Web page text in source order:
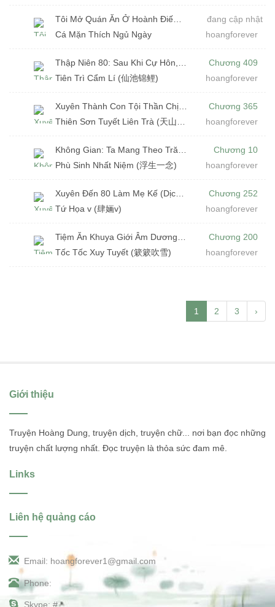
Cá Mặn Thích Ngủ Ngày
đang cập nhật
hoangforever
Tiên Trì Cẩm Lí (仙池锦鲤)
Chương 409
hoangforever
Chương 365
hoangforever
Phù Sinh Nhất Niệm (浮生一念)
Chương 10
hoangforever
Tứ Họa v (肆婳v)
Chương 252
hoangforever
Tốc Tốc Xuy Tuyết (簌簌吹雪)
Chương 200
hoangforever
1 2 3 ›
Giới thiệu
Truyện Hoàng Dung, truyện dịch, truyện chữ... nơi bạn đọc những
truyện chất lượng nhất. Đọc truyện là thỏa sức đam mê.
Links
Liên hệ quảng cáo
Email: hoangforever1@gmail.com
Phone:
Skype: #